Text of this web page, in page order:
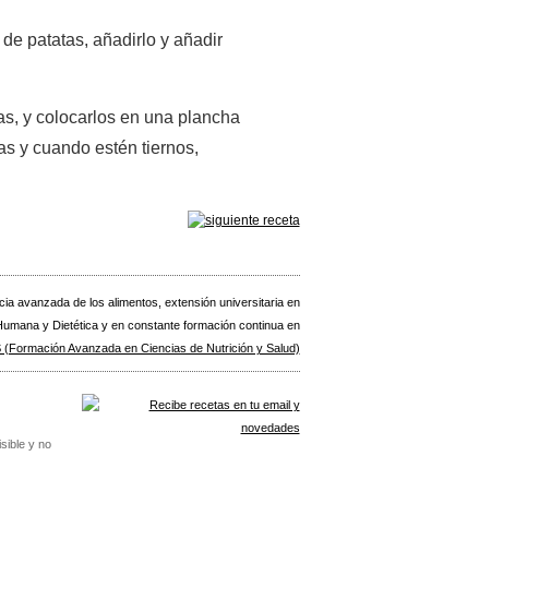
patatas, añadirlo y añadir
y colocarlos en una plancha
y cuando estén tiernos,
avanzada de los alimentos, extensión universitaria en
y Dietética y en constante formación continua en
(Formación Avanzada en Ciencias de Nutrición y Salud)
y no